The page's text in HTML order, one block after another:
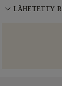
tilauksemme,
erikoistunutta
Täydellisen
LÄHETETTY
korusi